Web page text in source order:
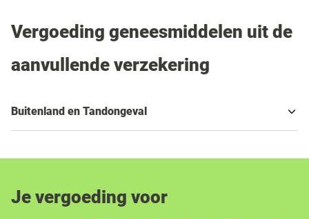
Vergoeding geneesmiddelen uit de
aanvullende verzekering
Buitenland en Tandongeval
Je vergoeding voor